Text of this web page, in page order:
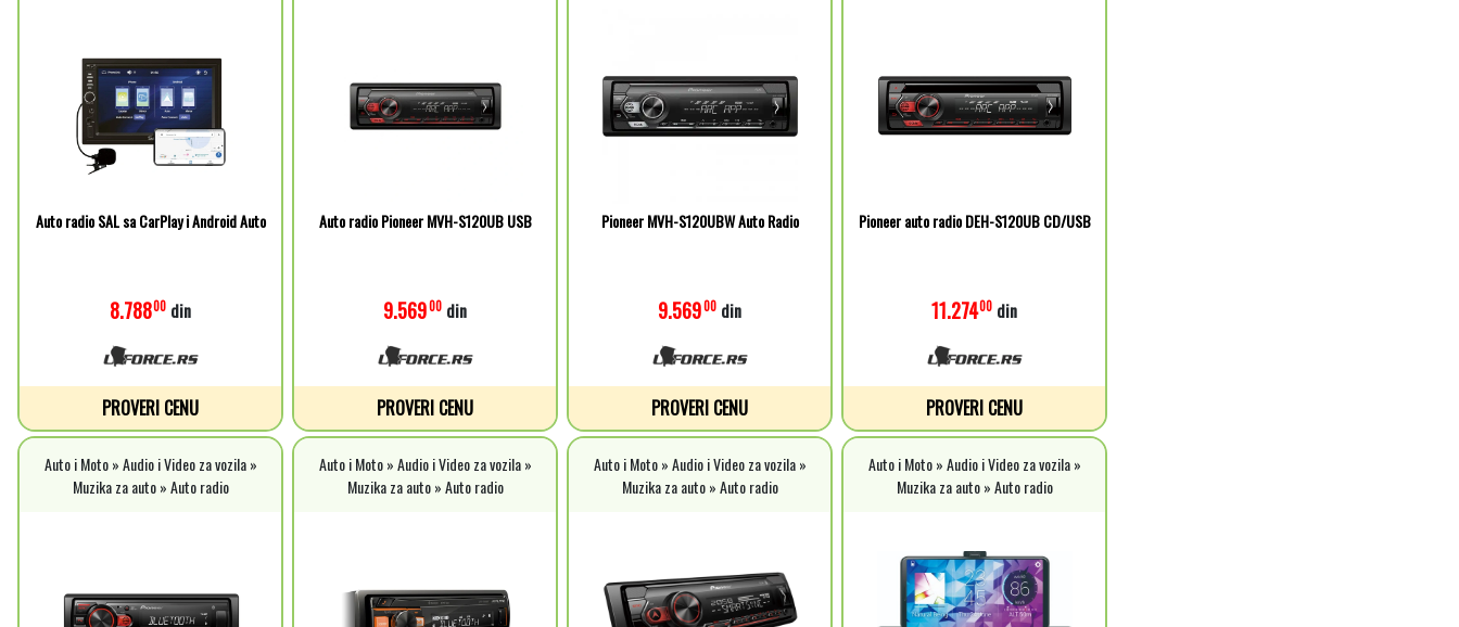
Auto radio SAL sa CarPlay i Android Auto
8.78800 din
PROVERI CENU
Auto radio Pioneer MVH-S120UB USB
9.56900 din
PROVERI CENU
Pioneer MVH-S120UBW Auto Radio
9.56900 din
PROVERI CENU
Pioneer auto radio DEH-S120UB CD/USB
11.27400 din
PROVERI CENU
Auto i Moto » Audio i Video za vozila »
Muzika za auto » Auto radio
Auto i Moto » Audio i Video za vozila »
Muzika za auto » Auto radio
Auto i Moto » Audio i Video za vozila »
Muzika za auto » Auto radio
Auto i Moto » Audio i Video za vozila »
Muzika za auto » Auto radio